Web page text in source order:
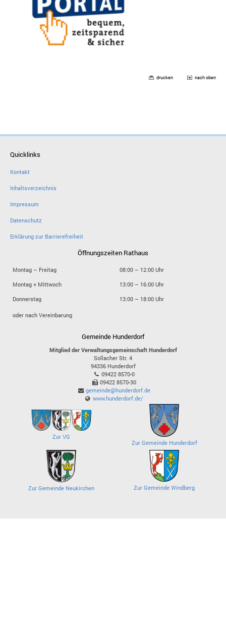
drucken nach oben
Quicklinks
Kontakt
Inhaltsverzeichnis
Impressum
Datenschutz
Erklärung zur Barrierefreiheit
Öffnungszeiten Rathaus
Montag – Freitag
08:00 – 12:00 Uhr
Montag + Mittwoch
13:00 – 16:00 Uhr
Donnerstag
13:00 – 18:00 Uhr
oder nach Vereinbarung
Gemeinde Hunderdorf
Mitglied der Verwaltungsgemeinschaft Hunderdorf
Sollacher Str. 4
94336 Hunderdorf
09422 8570-0
09422 8570-30
gemeinde@hunderdorf.de
www.hunderdorf.de/
Zur VG
Zur Gemeinde Hunderdorf
Zur Gemeinde Neukirchen Zur Gemeinde Windberg